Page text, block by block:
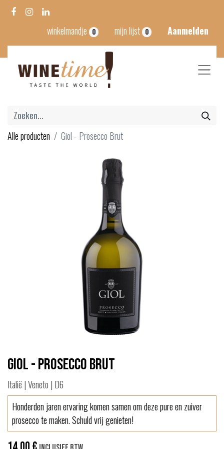
winkelmandje 0 mijn lijst 0 Aanmelden
Alle producten Giol - Prosecco Brut
Giol - Prosecco Brut
Italië | Veneto | D6
Honderden jaren ervaring komen samen om deze pure en zuiver
prosecco te maken. Schuld vrij genieten!